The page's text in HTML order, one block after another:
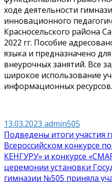
ходе деятельности
инновационного
Красносельского района
2022 гг. Пособие
языка и предназначено
внеурочных занятий. Все
широкое использование
информационных ресурсов.
13.03.2023 admin505
Навигация
по
записям
Подведены итоги участия
Всероссийском конкурсе
КЕНГУРУ» и конкурсе
церемонии установки
гимназии №505 приняла